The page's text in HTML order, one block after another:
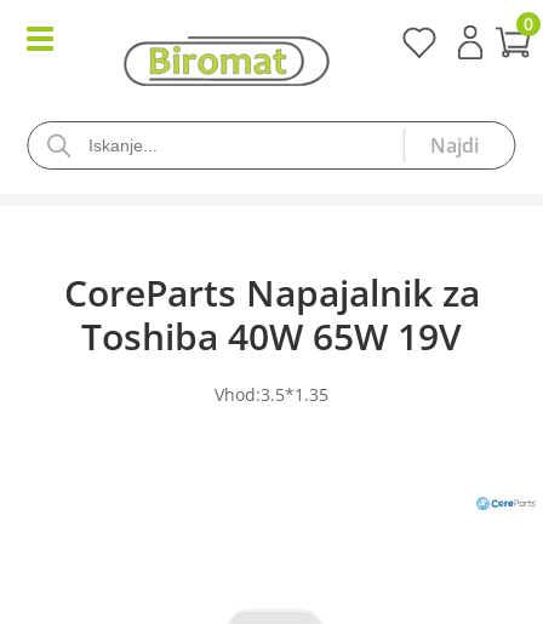
0
CoreParts Napajalnik za
Toshiba 40W 65W 19V
Vhod:3.5*1.35